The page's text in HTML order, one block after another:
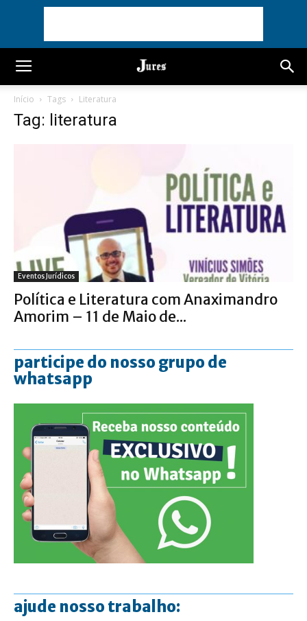
Início Tags Literatura
Tag: literatura
Eventos Jurídicos
Política e Literatura com Anaximandro
Amorim – 11 de Maio de...
participe do nosso grupo de
whatsapp
ajude nosso trabalho: